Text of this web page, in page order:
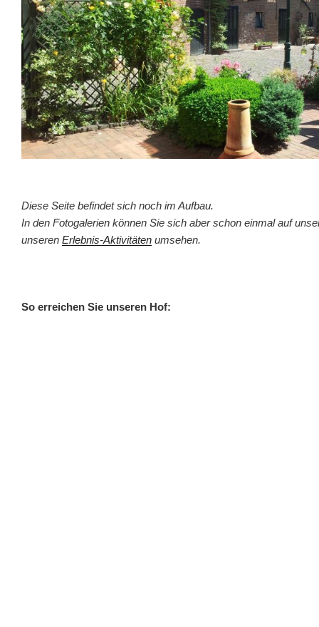
Diese Seite befindet sich noch im Aufbau.
In den Fotogalerien können Sie sich aber schon einmal auf
unseren Erlebnis-Aktivitäten umsehen.
So erreichen Sie unseren Hof: